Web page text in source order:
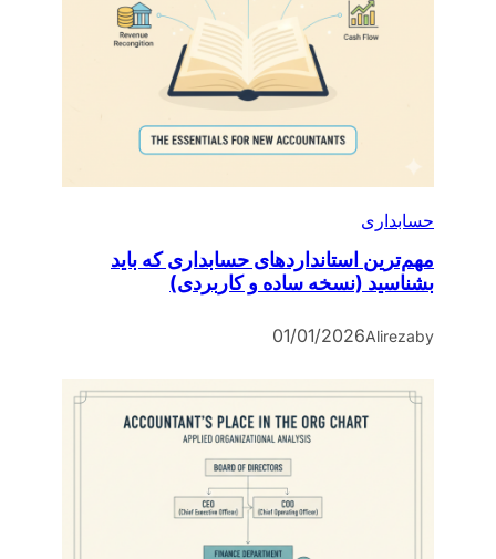
حسابداری
مهم‌ترین استانداردهای حسابداری که باید
بشناسید (نسخه ساده و کاربردی)
by
Alireza
01/01/2026